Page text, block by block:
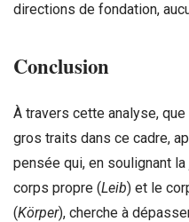
directions de fondation,
Conclusion
À travers cette analyse, que
gros traits dans ce cadre,
pensée qui, en soulignant la
corps propre (Leib) et le
(Körper), cherche à